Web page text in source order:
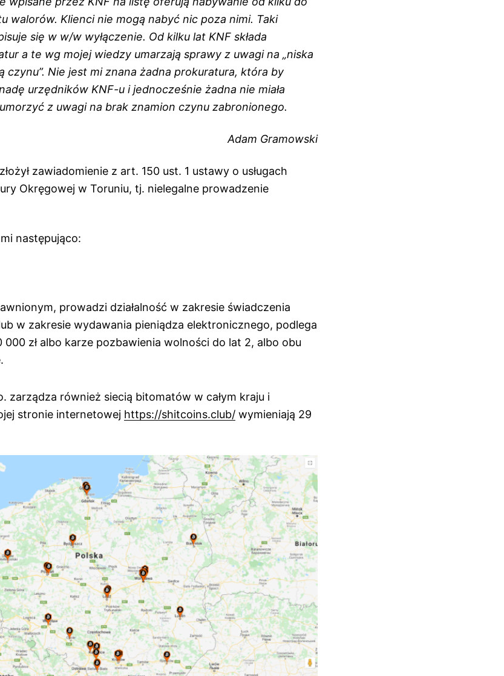
walorów. Klienci nie mogą nabyć nic poza nimi. Taki
się w w/w wyłączenie. Od kilku lat KNF składa
a te wg mojej wiedzy umarzają sprawy z uwagi na „niska
czynu”. Nie jest mi znana żadna prokuratura, która by
urzędników KNF-u i jednocześnie żadna nie miała
z uwagi na brak znamion czynu zabronionego.
Adam Gramowski
zawiadomienie z art. 150 ust. 1 ustawy o usługach
Okręgowej w Toruniu, tj. nielegalne prowadzenie
następująco:
prowadzi działalność w zakresie świadczenia
w zakresie wydawania pieniądza elektronicznego, podlega
zł albo karze pozbawienia wolności do lat 2, albo obu
zarządza również siecią bitomatów w całym kraju i
stronie internetowej https://shitcoins.club/ wymieniają 29